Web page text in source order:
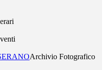
Archivio Fotografico